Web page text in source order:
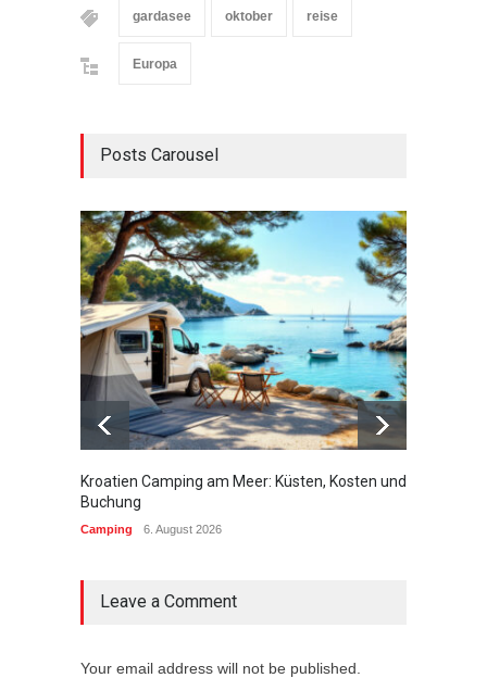
gardasee oktober reise
Europa
Posts Carousel
Kroatien Camping am Meer: Küsten, Kosten und
Buchung
Camping 6. August 2026
Leave a Comment
Your email address will not be published.